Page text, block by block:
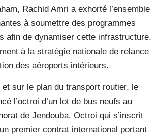
Rachid Amri a exhorté l’ensemble
à soumettre des programmes
afin de dynamiser cette infrastructure.
à la stratégie nationale de relance
des aéroports intérieurs.
et sur le plan du transport routier, le
l’octroi d’un lot de bus neufs au
de Jendouba. Octroi qui s’inscrit
premier contrat international portant